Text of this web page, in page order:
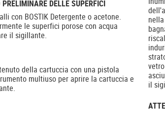
DELLE SUPERFICI
con BOSTIK Detergente o acetone.
le superfici porose con acqua
il sigillante.
della cartuccia con una pistola
multiuso per aprire la cartuccia e
il